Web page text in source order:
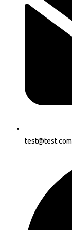
test@test.com